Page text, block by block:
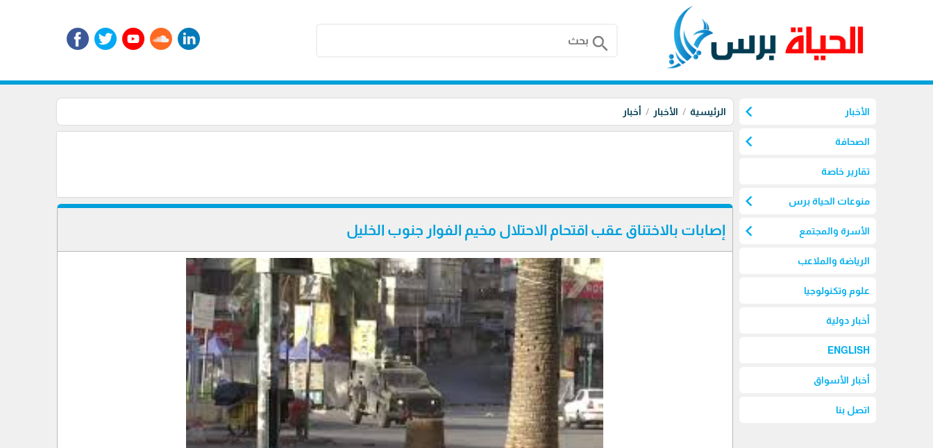
search
الأخبار chevron_left
الصحافة chevron_left
تقارير خاصة
منوعات الحياة برس chevron_left
الأسرة والمجتمع chevron_left
الرياضة والملاعب
علوم وتكنولوجيا
أخبار دولية
ENGLISH
أخبار الأسواق
اتصل بنا
الرئيسية الأخبار أخبار
إصابات بالاختناق عقب اقتحام الاحتلال مخيم الفوار جنوب الخليل